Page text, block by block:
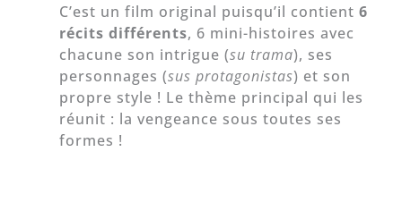
C’est un film original puisqu’il contient 6
récits différents, 6 mini-histoires avec
chacune son intrigue (su trama), ses
personnages (sus protagonistas) et son
propre style ! Le thème principal qui les
réunit : la vengeance sous toutes ses
formes !